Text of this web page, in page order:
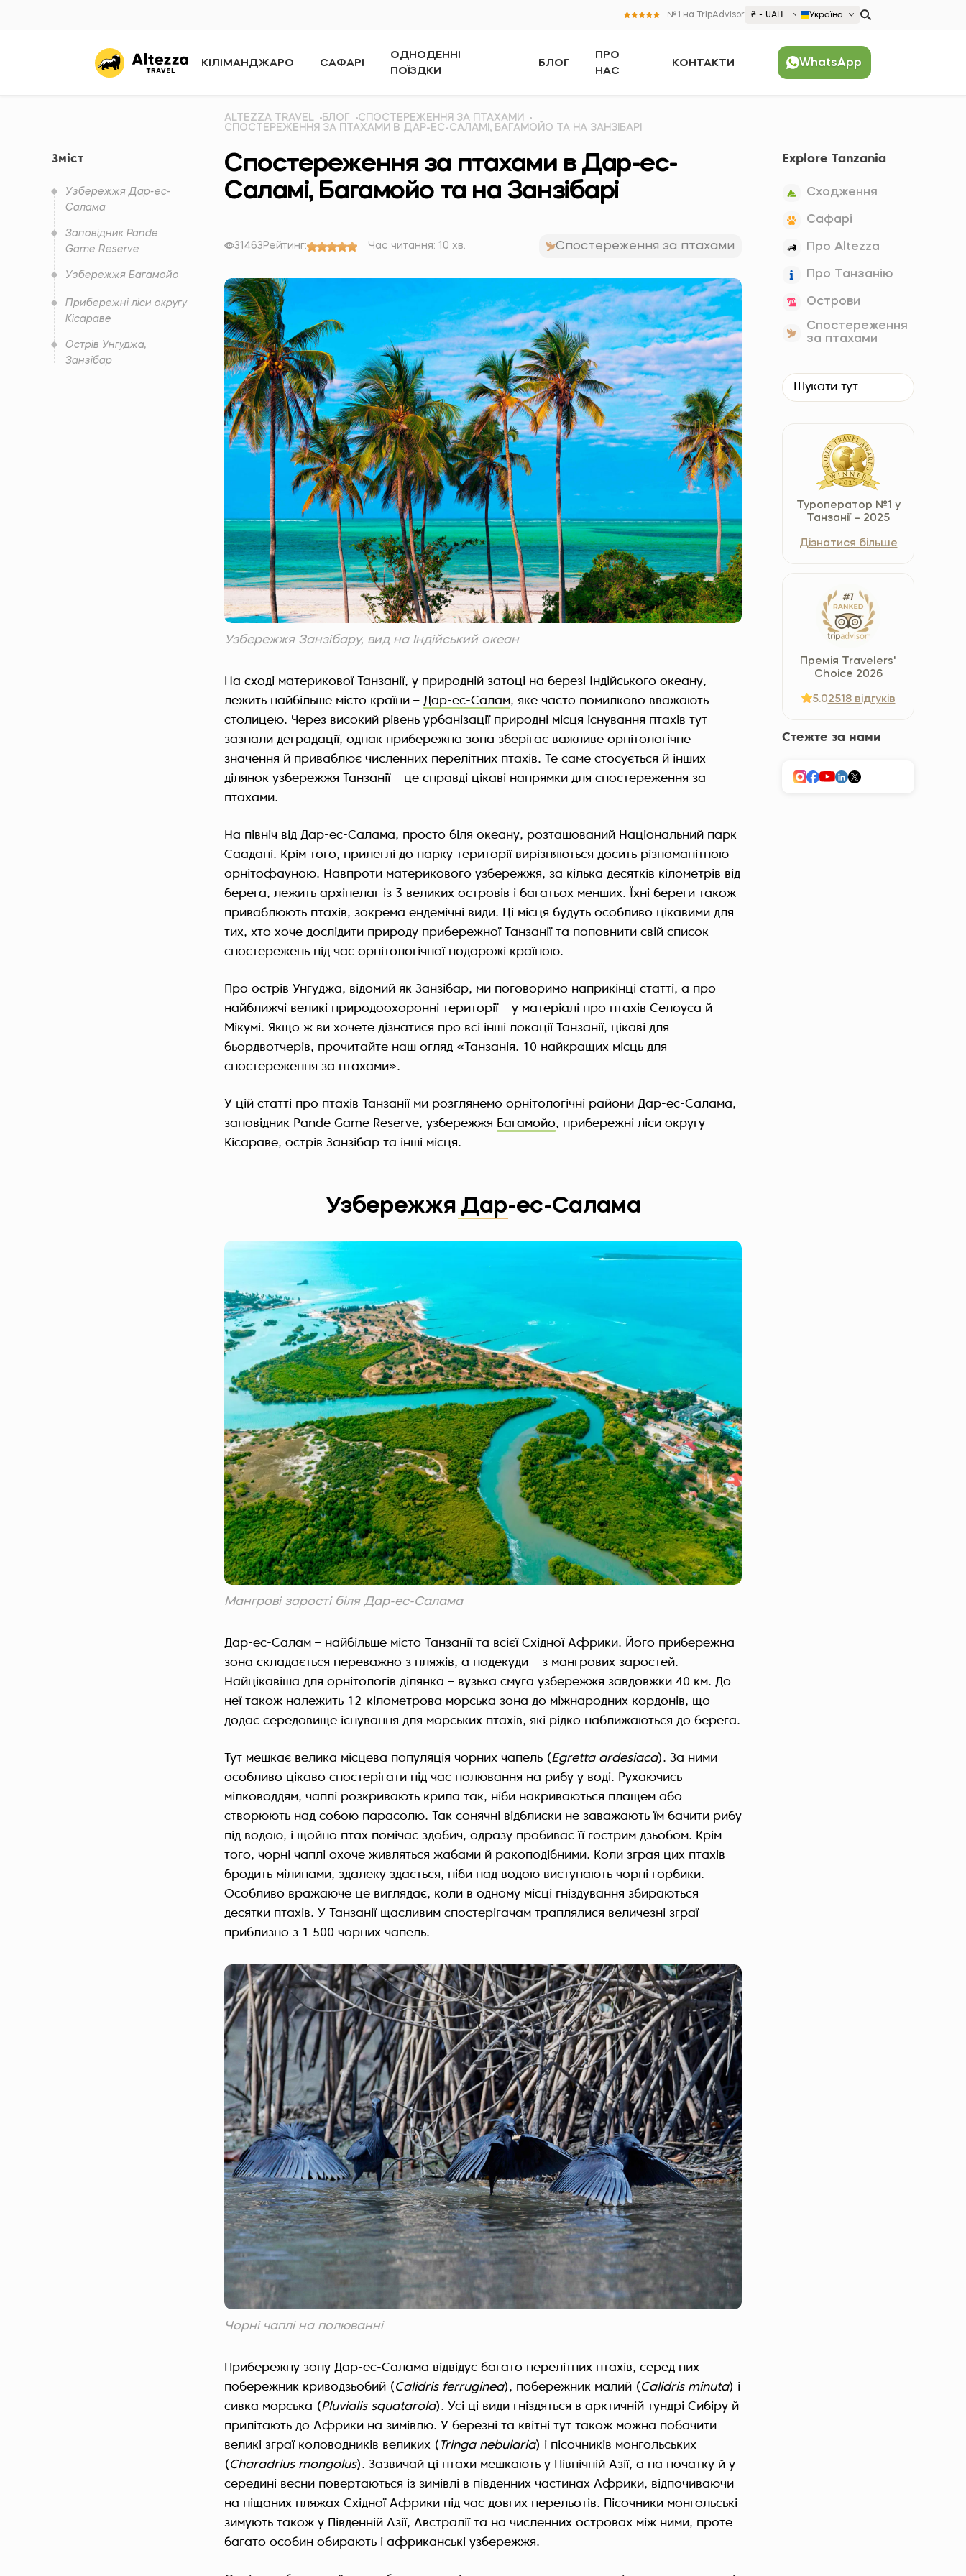
№1 на TripAdvisor ₴ - UAH Україна
Deutschland (Deutsch)
Brazil (Português)
United States (English)
Japan (Japanese)
Europe
Croatia (Hrvatski)
Czech Republic (Čeština)
Danmark (Dansk)
Suomi (Suomi)
France (Français)
Deutschland (Deutsch)
Italy (Italiano)
Latvia (Latviešu)
Nederland (Nederlands)
North Macedonia (Македонски)
Norway (Norsk)
Poland (Polski)
Россия (Русский)
España (Español)
Sverige (Svenska)
КІЛІМАНДЖАРО САФАРІ
ОДНОДЕННІ
ПОЇЗДКИ
БЛОГ
ПРО
НАС
КОНТАКТИ WhatsApp
Зміст
Узбережжя Дар-ес-
Салама
Заповідник Pande
Game Reserve
Узбережжя Багамойо
Прибережні ліси округу
Кісараве
Острів Унгуджа,
Занзібар
ALTEZZA TRAVEL БЛОГ
СПОСТЕРЕЖЕННЯ ЗА ПТАХАМИ
СПОСТЕРЕЖЕННЯ ЗА ПТАХАМИ В ДАР-ЕС-САЛАМІ, БАГАМОЙО ТА НА ЗАНЗІБАРІ
Спостереження за птахами в Дар-ес-
Саламі, Багамойо та на Занзібарі
31463 Рейтинг: Час читання: 10 хв. Спостереження за птахами
Узбережжя Занзібару, вид на Індійський океан
На сході материкової Танзанії, у природній затоці на березі Індійського океану,
лежить найбільше місто країни – Дар-ес-Салам, яке часто помилково вважають
столицею. Через високий рівень урбанізації природні місця існування птахів тут
зазнали деградації, однак прибережна зона зберігає важливе орнітологічне
значення й приваблює численних перелітних птахів. Те саме стосується й інших
ділянок узбережжя Танзанії – це справді цікаві напрямки для спостереження за
птахами.
На північ від Дар-ес-Салама, просто біля океану, розташований Національний парк
Саадані. Крім того, прилеглі до парку території вирізняються досить різноманітною
орнітофауною. Навпроти материкового узбережжя, за кілька десятків кілометрів від
берега, лежить архіпелаг із 3 великих островів і багатьох менших. Їхні береги також
приваблюють птахів, зокрема ендемічні види. Ці місця будуть особливо цікавими для
тих, хто хоче дослідити природу прибережної Танзанії та поповнити свій список
спостережень під час орнітологічної подорожі країною.
Про острів Унгуджа, відомий як Занзібар, ми поговоримо наприкінці статті, а про
найближчі великі природоохоронні території – у матеріалі про птахів Селоуса й
Мікумі. Якщо ж ви хочете дізнатися про всі інші локації Танзанії, цікаві для
бьордвотчерів, прочитайте наш огляд «Танзанія. 10 найкращих місць для
спостереження за птахами».
У цій статті про птахів Танзанії ми розглянемо орнітологічні райони Дар-ес-Салама,
заповідник Pande Game Reserve, узбережжя Багамойо, прибережні ліси округу
Кісараве, острів Занзібар та інші місця.
Узбережжя Дар-ес-Салама
Мангрові зарості біля Дар-ес-Салама
Дар-ес-Салам – найбільше місто Танзанії та всієї Східної Африки. Його прибережна
зона складається переважно з пляжів, а подекуди – з мангрових заростей.
Найцікавіша для орнітологів ділянка – вузька смуга узбережжя завдовжки 40 км. До
неї також належить 12-кілометрова морська зона до міжнародних кордонів, що
додає середовище існування для морських птахів, які рідко наближаються до берега.
Тут мешкає велика місцева популяція чорних чапель (Egretta ardesiaca). За ними
особливо цікаво спостерігати під час полювання на рибу у воді. Рухаючись
мілководдям, чаплі розкривають крила так, ніби накриваються плащем або
створюють над собою парасолю. Так сонячні відблиски не заважають їм бачити рибу
під водою, і щойно птах помічає здобич, одразу пробиває її гострим дзьобом. Крім
того, чорні чаплі охоче живляться жабами й ракоподібними. Коли зграя цих птахів
бродить мілинами, здалеку здається, ніби над водою виступають чорні горбики.
Особливо вражаюче це виглядає, коли в одному місці гніздування збираються
десятки птахів. У Танзанії щасливим спостерігачам траплялися величезні зграї
приблизно з 1 500 чорних чапель.
Чорні чаплі на полюванні
Прибережну зону Дар-ес-Салама відвідує багато перелітних птахів, серед них
побережник криводзьобий (Calidris ferruginea), побережник малий (Calidris minuta) і
сивка морська (Pluvialis squatarola). Усі ці види гніздяться в арктичній тундрі Сибіру й
прилітають до Африки на зимівлю. У березні та квітні тут також можна побачити
великі зграї коловодників великих ( Tringa nebularia) і пісочників монгольських
(Charadrius mongolus). Зазвичай ці птахи мешкають у Північній Азії, а на початку й у
середині весни повертаються із зимівлі в південних частинах Африки, відпочиваючи
на піщаних пляжах Східної Африки під час довгих перельотів. Пісочники монгольські
зимують також у Південній Азії, Австралії та на численних островах між ними, проте
багато особин обирають і африканські узбережжя.
Explore Tanzania
Сходження
Сафарі
Про Altezza
Про Танзанію
Острови
Спостереження
за птахами
Туроператор №1 у
Танзанії – 2025
Дізнатися більше
Премія Travelers'
Choice 2026
5.02518 відгуків
Стежте за нами